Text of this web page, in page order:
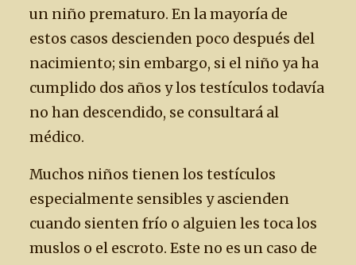
un niño prematuro. En la mayoría de
estos casos descienden poco después del
nacimiento; sin embargo, si el niño ya ha
cumplido dos años y los testículos todavía
no han descendido, se consultará al
médico.
Muchos niños tienen los testículos
especialmente sensibles y ascienden
cuando sienten frío o alguien les toca los
muslos o el escroto. Este no es un caso de